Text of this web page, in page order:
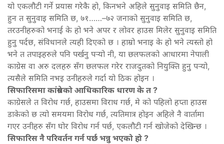
यो एकलौटी गर्ने प्रयास गरेकै हो, किनभने अहिले सुनुवाइ समिति छैन,
हुन त सुनुवाइ समिति छ, ७१……–७२ जनाको सुनुवाइ समिति छ,
तरउनीहरुको भनाई के हो भने अपर र लोवर हाउस मिलेर सुनुवाइ समिति
हुनु पर्दछ, संविधानले त्यही दिएको छ । हाम्रो भनाइ के हो भने त्यस्तो हो
भने त तपाइहरुले पनि पर्खनु पर्‍यो नी, या छलफलको आधारमा नेपाली
काग्रेस वा अरु दलहरु सँग छलफल गरेर राजदुतको नियुक्ति हुनु पर्‍यो,
त्यसैले समिति नभइ उनीहरुले गर्दा यो ठिक होइन ।
सिफारिसमा कांग्रेसको आधिकारिक धारण के त ?
काग्रेसले त विरोध गर्छ, हाउसमा विराध गर्छ, मे को पहिलो हप्ता हाउस
डाकेको छ त्यो समयमा विरोध गर्छ, त्यतिमात्र होइन अहिले नै वार्तामा
गएर उनीहरु सँग घोर विरोध गर्न पर्छ, एकलौटी गर्न खोजेको देखिन्छ ।
सिफारिस नै परिवर्तन गर्न पर्छ भन्नु भएको हो ?